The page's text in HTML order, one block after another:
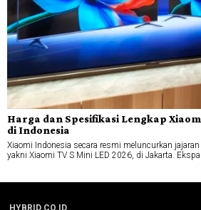
Harga dan Spesifikasi Lengkap
di Indonesia
Xiaomi Indonesia secara resmi meluncurkan
yakni Xiaomi TV S Mini LED 2026, di Jakarta.
HYBRID.CO.ID